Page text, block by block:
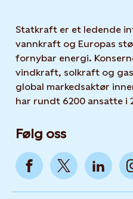
Statkraft er et ledende
vannkraft og Europas
fornybar energi.
vindkraft, solkraft og
global markedsaktør
har rundt 6200 ansatte i
Følg oss